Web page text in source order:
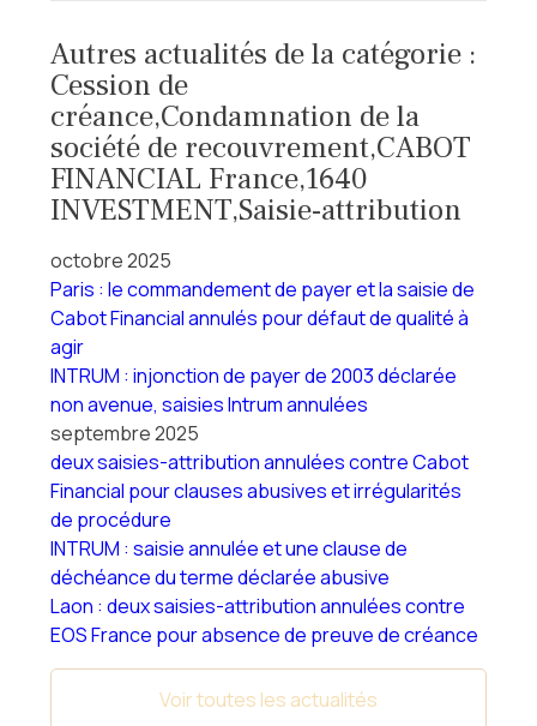
Autres actualités de la catégorie :
Cession de
créance,Condamnation de la
société de recouvrement,CABOT
FINANCIAL France,1640
INVESTMENT,Saisie-attribution
octobre 2025
Paris : le commandement de payer et la saisie de
Cabot Financial annulés pour défaut de qualité à
agir
INTRUM : injonction de payer de 2003 déclarée
non avenue, saisies Intrum annulées
septembre 2025
deux saisies-attribution annulées contre Cabot
Financial pour clauses abusives et irrégularités
de procédure
INTRUM : saisie annulée et une clause de
déchéance du terme déclarée abusive
Laon : deux saisies-attribution annulées contre
EOS France pour absence de preuve de créance
Voir toutes les actualités